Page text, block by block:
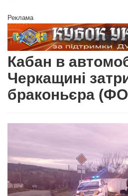
Реклама
Кабан в
Черкащині
браконьєра